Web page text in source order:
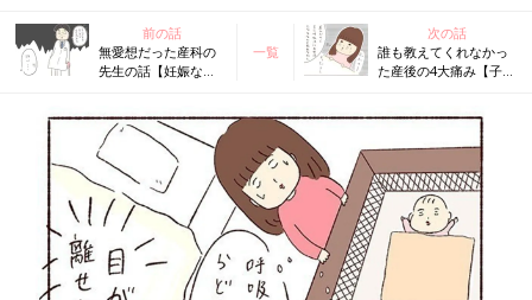
前の話
無愛想だった産科の
先生の話【妊娠なめ
一覧
次の話
誰も教えてくれなかっ
た産後の4大痛み【子育